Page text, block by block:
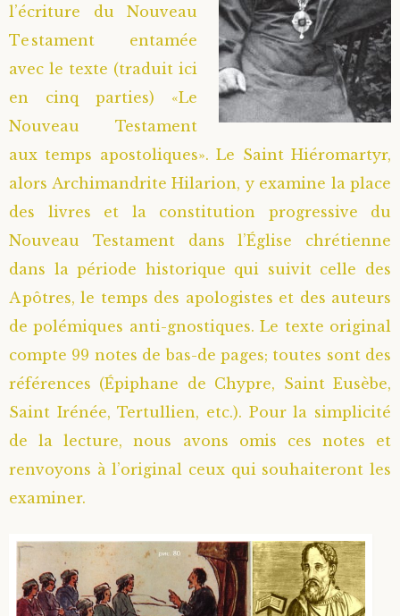
l’écriture du Nouveau
Testament entamée
avec le texte (traduit ici
en cinq parties) «Le
Nouveau Testament
aux temps apostoliques». Le Saint Hiéromartyr,
alors Archimandrite Hilarion, y examine la place
des livres et la constitution progressive du
Nouveau Testament dans l’Église chrétienne
dans la période historique qui suivit celle des
Apôtres, le temps des apologistes et des auteurs
de polémiques anti-gnostiques. Le texte original
compte 99 notes de bas-de pages; toutes sont des
références (Épiphane de Chypre, Saint Eusèbe,
Saint Irénée, Tertullien, etc.). Pour la simplicité
de la lecture, nous avons omis ces notes et
renvoyons à l’original ceux qui souhaiteront les
examiner.